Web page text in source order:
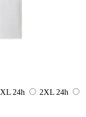
XL 24h 2XL 24h